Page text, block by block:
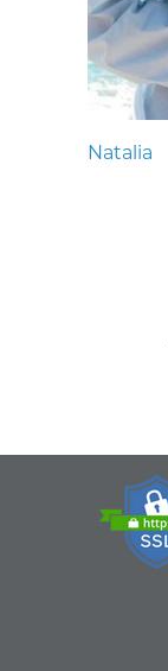
Natalia